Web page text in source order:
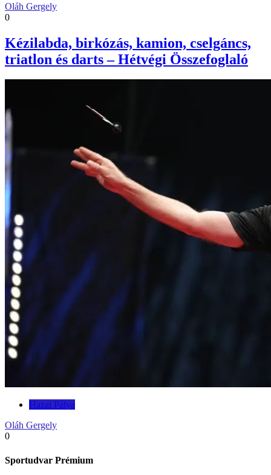
Oláh Gergely
0
Kézilabda, birkózás, kamion, cselgáncs,
triatlon és darts – Hétvégi Összefoglaló
Hazai Pálya
Oláh Gergely
0
Sportudvar Prémium